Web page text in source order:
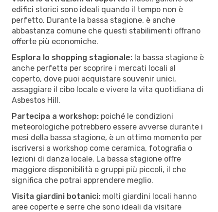
edifici storici sono ideali quando il tempo non è
perfetto. Durante la bassa stagione, è anche
abbastanza comune che questi stabilimenti offrano
offerte più economiche.
Esplora lo shopping stagionale: la bassa stagione è
anche perfetta per scoprire i mercati locali al
coperto, dove puoi acquistare souvenir unici,
assaggiare il cibo locale e vivere la vita quotidiana di
Asbestos Hill.
Partecipa a workshop: poiché le condizioni
meteorologiche potrebbero essere avverse durante i
mesi della bassa stagione, è un ottimo momento per
iscriversi a workshop come ceramica, fotografia o
lezioni di danza locale. La bassa stagione offre
maggiore disponibilità e gruppi più piccoli, il che
significa che potrai apprendere meglio.
Visita giardini botanici: molti giardini locali hanno
aree coperte e serre che sono ideali da visitare